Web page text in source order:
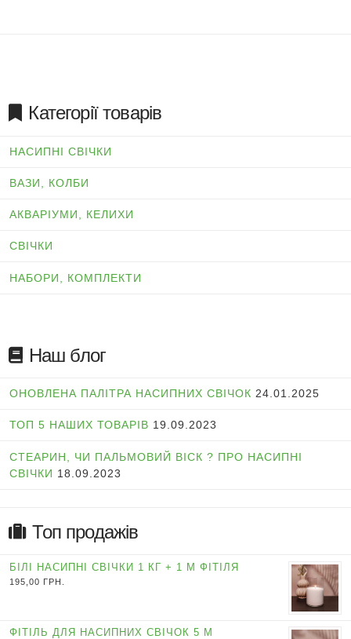
Категорії товарів
НАСИПНІ СВІЧКИ
ВАЗИ, КОЛБИ
АКВАРІУМИ, КЕЛИХИ
СВІЧКИ
НАБОРИ, КОМПЛЕКТИ
Наш блог
ОНОВЛЕНА ПАЛІТРА НАСИПНИХ СВІЧОК 24.01.2025
ТОП 5 НАШИХ ТОВАРІВ 19.09.2023
СТЕАРИН, ЧИ ПАЛЬМОВИЙ ВІСК ? ПРО НАСИПНІ
СВІЧКИ 18.09.2023
Топ продажів
БІЛІ НАСИПНІ СВІЧКИ 1 КГ + 1 М ФІТІЛЯ
195,00 ГРН.
ФІТІЛЬ ДЛЯ НАСИПНИХ СВІЧОК 5 М